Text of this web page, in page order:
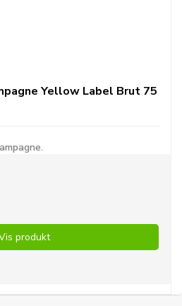
Yellow Label Brut 75
produkt